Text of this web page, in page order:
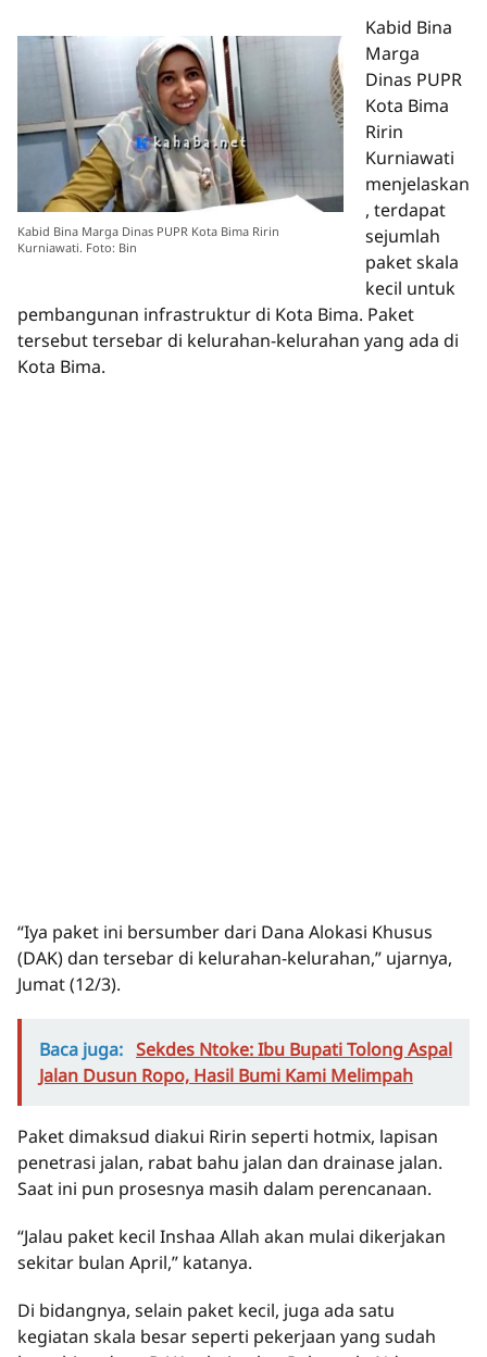
Kabid Bina Marga Dinas PUPR Kota Bima Ririn
Kurniawati. Foto: Bin
Kabid Bina
Marga
Dinas PUPR
Kota Bima
Ririn
Kurniawati
menjelaskan
, terdapat
sejumlah
paket skala
kecil untuk
pembangunan infrastruktur di Kota Bima. Paket
tersebut tersebar di kelurahan-kelurahan yang ada di
Kota Bima.
“Iya paket ini bersumber dari Dana Alokasi Khusus
(DAK) dan tersebar di kelurahan-kelurahan,” ujarnya,
Jumat (12/3).
Baca juga: Sekdes Ntoke: Ibu Bupati Tolong Aspal
Jalan Dusun Ropo, Hasil Bumi Kami Melimpah
Paket dimaksud diakui Ririn seperti hotmix, lapisan
penetrasi jalan, rabat bahu jalan dan drainase jalan.
Saat ini pun prosesnya masih dalam perencanaan.
“Jalau paket kecil Inshaa Allah akan mulai dikerjakan
sekitar bulan April,” katanya.
Di bidangnya, selain paket kecil, juga ada satu
kegiatan skala besar seperti pekerjaan yang sudah